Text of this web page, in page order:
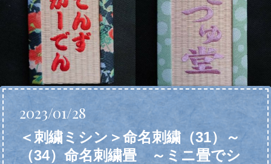
2023/01/28
＜刺繍ミシン＞命名刺繍（31）～
（34）命名刺繍畳 ～ミニ畳でシ